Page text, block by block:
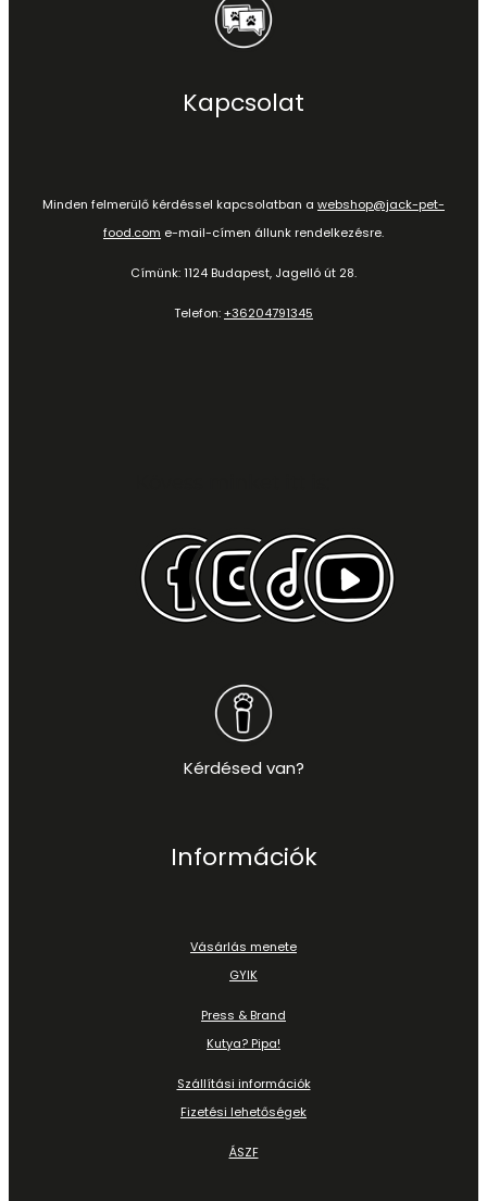
Kapcsolat
Minden felmerülő kérdéssel kapcsolatban a webshop@jack-pet-
food.com e-mail-címen állunk rendelkezésre.
Címünk: 1124 Budapest, Jagelló út 28.
Telefon:+36204791345
Kérdésed van?
Információk
Vásárlás menete
GYIK
Press & Brand
Kutya? Pipa!
Szállítási információk
Fizetési lehetőségek
ÁSZF